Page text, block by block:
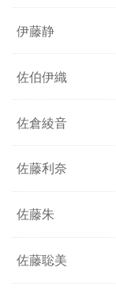
伊藤静
佐伯伊織
佐倉綾音
佐藤利奈
佐藤朱
佐藤聡美